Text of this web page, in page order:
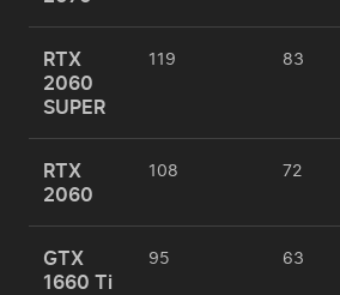
RTX
2060
SUPER
119 83
RTX
2060
108 72
GTX
1660 Ti
95 63